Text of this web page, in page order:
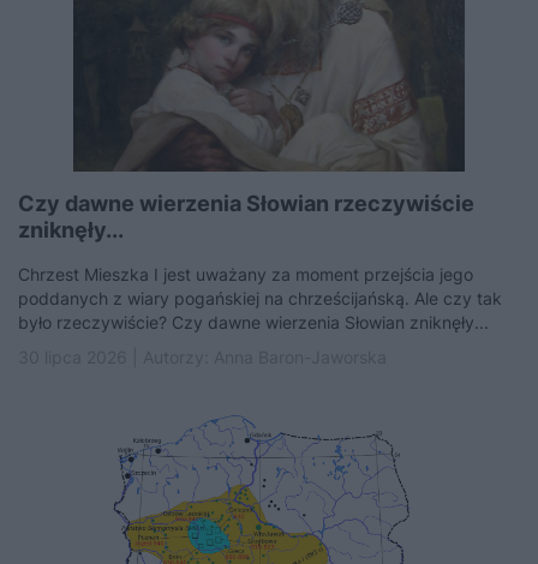
Czy dawne wierzenia Słowian rzeczywiście
zniknęły...
Chrzest Mieszka I jest uważany za moment przejścia jego
poddanych z wiary pogańskiej na chrześcijańską. Ale czy tak
było rzeczywiście? Czy dawne wierzenia Słowian zniknęły...